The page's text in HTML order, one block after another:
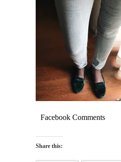
Facebook Comments
Share this: